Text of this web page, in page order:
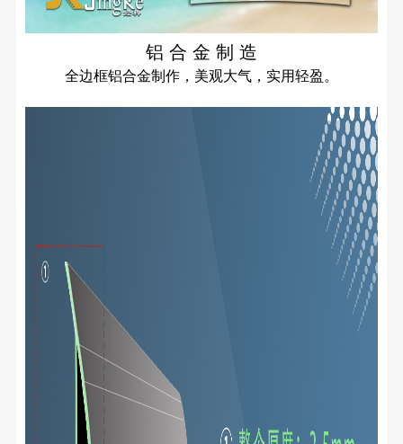
铝 合 金 制 造
全边框铝合金制作，美观大气，实用轻盈。